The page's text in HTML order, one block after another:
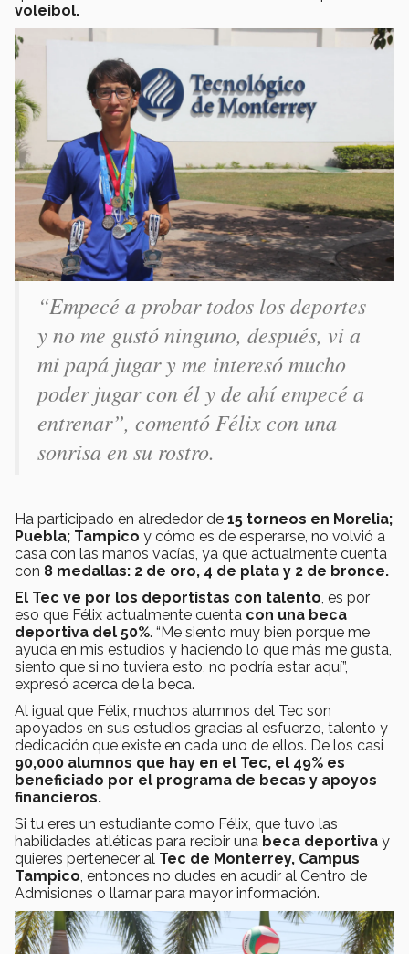
voleibol.
“Empecé a probar todos los deportes
y no me gustó ninguno, después, vi a
mi papá jugar y me interesó mucho
poder jugar con él y de ahí empecé a
entrenar”, comentó Félix con una
sonrisa en su rostro.
Ha participado en alrededor de 15 torneos en Morelia;
Puebla; Tampico y cómo es de esperarse, no volvió a
casa con las manos vacías, ya que actualmente cuenta
con 8 medallas: 2 de oro, 4 de plata y 2 de bronce.
El Tec ve por los deportistas con talento, es por
eso que Félix actualmente cuenta con una beca
deportiva del 50%. “Me siento muy bien porque me
ayuda en mis estudios y haciendo lo que más me gusta,
siento que si no tuviera esto, no podría estar aquí”,
expresó acerca de la beca.
Al igual que Félix, muchos alumnos del Tec son
apoyados en sus estudios gracias al esfuerzo, talento y
dedicación que existe en cada uno de ellos. De los casi
90,000 alumnos que hay en el Tec, el 49% es
beneficiado por el programa de becas y apoyos
financieros.
Si tu eres un estudiante como Félix, que tuvo las
habilidades atléticas para recibir una beca deportiva y
quieres pertenecer al Tec de Monterrey, Campus
Tampico, entonces no dudes en acudir al Centro de
Admisiones o llamar para mayor información.